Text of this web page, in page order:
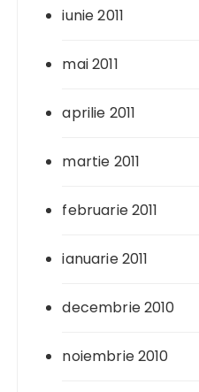
iunie 2011
mai 2011
aprilie 2011
martie 2011
februarie 2011
ianuarie 2011
decembrie 2010
noiembrie 2010